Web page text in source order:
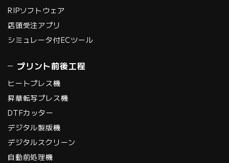
RIPソフトウェア
店頭受注アプリ
シミュレータ付ECツール
プリント前後工程
ヒートプレス機
昇華転写プレス機
DTFカッター
デジタル製版機
デジタルスクリーン
自動前処理機